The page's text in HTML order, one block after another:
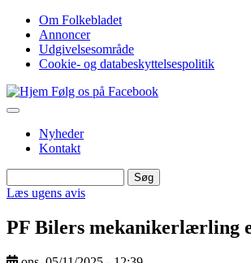
hovedindhold
Top
navigation
Om Folkebladet
Annoncer
Udgivelsesområde
Cookie- og databeskyttelsespolitik
Følg os på Facebook
Nyheder
Kontakt
Søg
Læs ugens avis
PF Bilers mekanikerlærling